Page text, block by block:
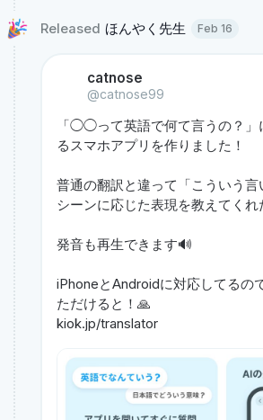
Released ほんやく先生 Feb 16
catnose
@catnose99
「◯◯って英語で何て言うの？」
るスマホアプリを作りました！
普通の翻訳と違って「こういう言
シーンに応じた表現を教えてくれ
発音も再生できます🔊
iPhoneとAndroidに対応してるの
kiok.jp/translator